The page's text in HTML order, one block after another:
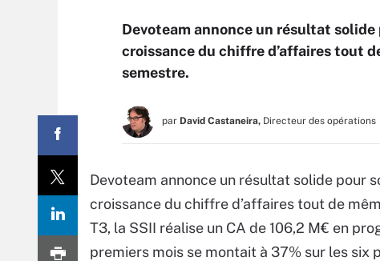
Devoteam annonce un résultat
croissance du chiffre d’affaires tout
semestre.
par David Castaneira, Directeur des opérations
Devoteam annonce un résultat solide pour
croissance du chiffre d’affaires tout de
T3, la SSII réalise un CA de 106,2 M€ en
premiers mois se montait à 37% sur les six